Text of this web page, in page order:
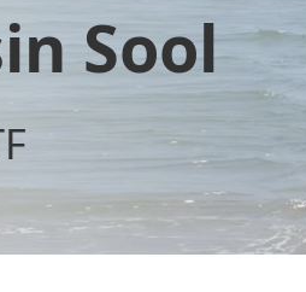
Sool